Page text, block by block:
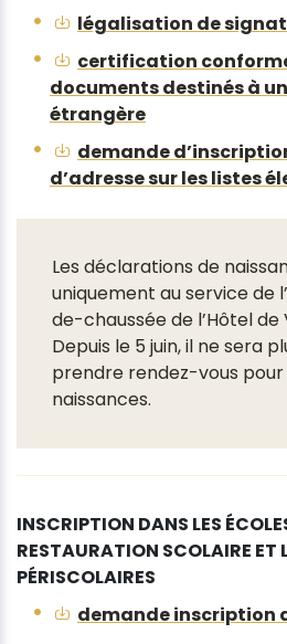
légalisation de
certification
documents destinés à
étrangère
demande
d’adresse sur les listes
Les déclarations de
uniquement au service de
de-chaussée de l’Hôtel de
Depuis le 5 juin, il ne sera
prendre rendez-vous
naissances.
INSCRIPTION DANS LES
RESTAURATION SCOLAIRE ET
PÉRISCOLAIRES
demande inscription